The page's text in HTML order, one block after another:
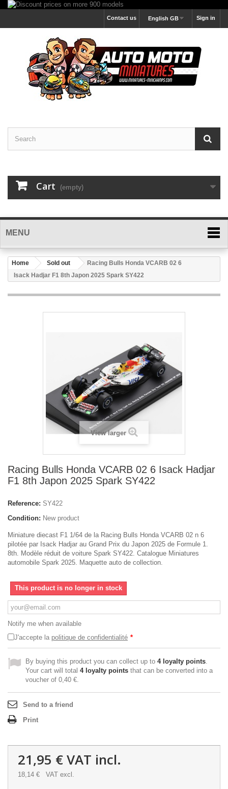
Sign in
English GB
Contact us
Cart (empty)
MENU
Home Sold out
Racing Bulls Honda VCARB 02 6
Isack Hadjar F1 8th Japon 2025 Spark SY422
View larger
Racing Bulls Honda VCARB 02 6 Isack Hadjar
F1 8th Japon 2025 Spark SY422
Reference: SY422
Condition: New product
Miniature diecast F1 1/64 de la Racing Bulls Honda VCARB 02 n 6
pilotée par Isack Hadjar au Grand Prix du Japon 2025 de Formule 1.
8th. Modèle réduit de voiture Spark SY422. Catalogue Miniatures
automobile Spark 2025. Maquette auto de collection.
This product is no longer in stock
Notify me when available
J'accepte la politique de confidentialité *
By buying this product you can collect up to 4loyalty points.
Your cart will total 4loyalty points that can be converted into a
voucher of 0,40 €.
Send to a friend
Print
21,95 €VAT incl.
18,14 € VAT excl.